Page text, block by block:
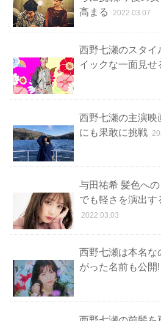
高まる
2022.03.07
西野七瀬のスタイ
イックな一面見せ
西野七瀬の主演映
にも果敢に挑戦
与田祐希 髪色へ
でも軽さを演出す
2022.03.03
西野七瀬は本名な
がった名前も公開!